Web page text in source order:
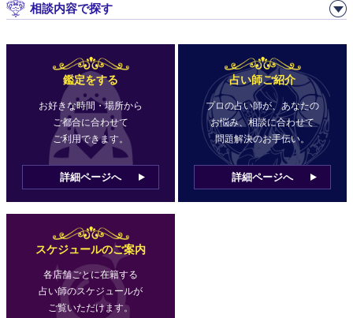
相談内容で探す
鑑定をする
お好きな時間・場所から
ご都合に合わせて
ご利用できます。
詳細ページへ
占い師ご紹介
プロの占い師が、あなたの
お悩み、相談に合わせて
問題解決のお手伝い。
詳細ページへ
スケジュールのご案内
各店舗ごとに在籍する
占い師のスケジュールが
ご覧いただけます。